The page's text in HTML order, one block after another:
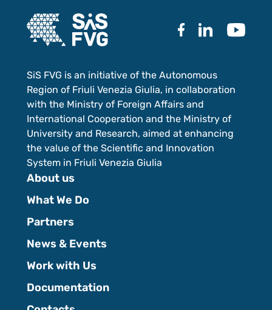
SiS FVG is an initiative of the Autonomous
Region of Friuli Venezia Giulia, in collaboration
with the Ministry of Foreign Affairs and
International Cooperation and the Ministry of
University and Research, aimed at enhancing
the value of the Scientific and Innovation
System in Friuli Venezia Giulia
About us
What We Do
Partners
News & Events
Work with Us
Documentation